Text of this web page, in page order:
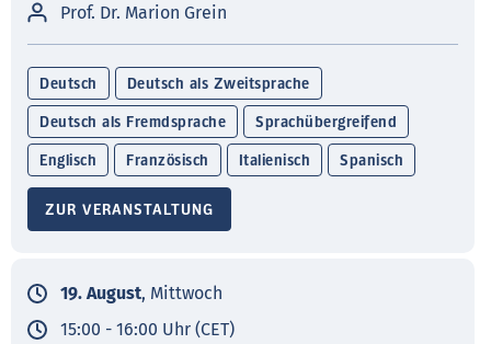
Prof. Dr. Marion Grein
Deutsch Deutsch als Zweitsprache
Deutsch als Fremdsprache Sprachübergreifend
Englisch Französisch Italienisch Spanisch
ZUR VERANSTALTUNG
19. August, Mittwoch
15:00 - 16:00 Uhr (CET)